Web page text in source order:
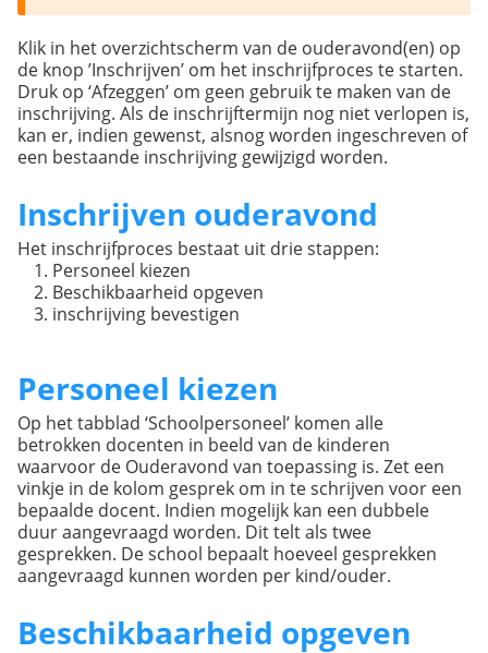
Klik in het overzichtscherm van de ouderavond(en) op
de knop ’Inschrijven’ om het inschrijfproces te starten.
Druk op ‘Afzeggen’ om geen gebruik te maken van de
inschrijving. Als de inschrijftermijn nog niet verlopen is,
kan er, indien gewenst, alsnog worden ingeschreven of
een bestaande inschrijving gewijzigd worden.
Inschrijven ouderavond
Het inschrijfproces bestaat uit drie stappen:
Personeel kiezen
Beschikbaarheid opgeven
inschrijving bevestigen
Personeel kiezen
Op het tabblad ‘Schoolpersoneel’ komen alle
betrokken docenten in beeld van de kinderen
waarvoor de Ouderavond van toepassing is. Zet een
vinkje in de kolom gesprek om in te schrijven voor een
bepaalde docent. Indien mogelijk kan een dubbele
duur aangevraagd worden. Dit telt als twee
gesprekken. De school bepaalt hoeveel gesprekken
aangevraagd kunnen worden per kind/ouder.
Beschikbaarheid opgeven